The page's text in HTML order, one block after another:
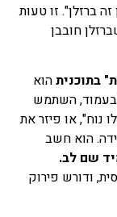
ברזלן". זו טעות
חובבן
בתוכניתהוא
בעמוד, השתמש
שהיה לו נוח", או פיזר את
הוא חשב
שם לב.
ודורש פירוק